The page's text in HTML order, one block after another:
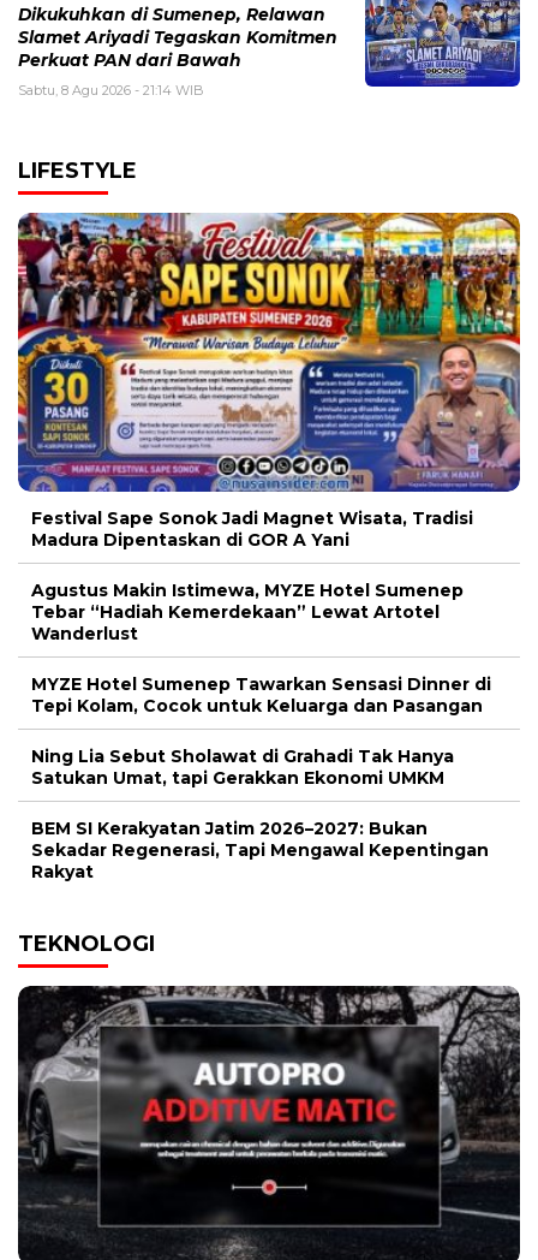
Dikukuhkan di Sumenep, Relawan
Slamet Ariyadi Tegaskan Komitmen
Perkuat PAN dari Bawah
Sabtu, 8 Agu 2026 - 21:14 WIB
LIFESTYLE
Festival Sape Sonok Jadi Magnet Wisata, Tradisi
Madura Dipentaskan di GOR A Yani
Agustus Makin Istimewa, MYZE Hotel Sumenep
Tebar “Hadiah Kemerdekaan” Lewat Artotel
Wanderlust
MYZE Hotel Sumenep Tawarkan Sensasi Dinner di
Tepi Kolam, Cocok untuk Keluarga dan Pasangan
Ning Lia Sebut Sholawat di Grahadi Tak Hanya
Satukan Umat, tapi Gerakkan Ekonomi UMKM
BEM SI Kerakyatan Jatim 2026–2027: Bukan
Sekadar Regenerasi, Tapi Mengawal Kepentingan
Rakyat
TEKNOLOGI